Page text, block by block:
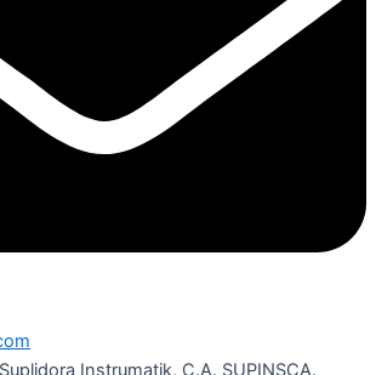
Instrumatik, C.A. SUPINSCA.